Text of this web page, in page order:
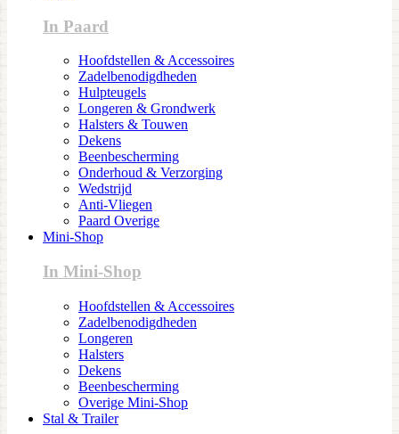
In Paard
Hoofdstellen & Accessoires
Zadelbenodigdheden
Hulpteugels
Longeren & Grondwerk
Halsters & Touwen
Dekens
Beenbescherming
Onderhoud & Verzorging
Wedstrijd
Anti-Vliegen
Paard Overige
Mini-Shop
In Mini-Shop
Hoofdstellen & Accessoires
Zadelbenodigdheden
Longeren
Halsters
Dekens
Beenbescherming
Overige Mini-Shop
Stal & Trailer